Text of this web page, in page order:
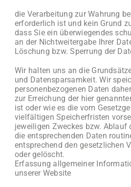
die Verarbeitung zur Wahrung
erforderlich ist und kein Grund
dass Sie ein überwiegendes
an der Nichtweitergabe Ihrer
Löschung bzw. Sperrung der
Wir halten uns an die
und Datensparsamkeit. Wir
personenbezogenen Daten
zur Erreichung der hier
ist oder wie es die vom
vielfältigen Speicherfristen
jeweiligen Zweckes bzw. Ablauf
die entsprechenden Daten
entsprechend den gesetzlichen
oder gelöscht.
Erfassung allgemeiner
unserer Website